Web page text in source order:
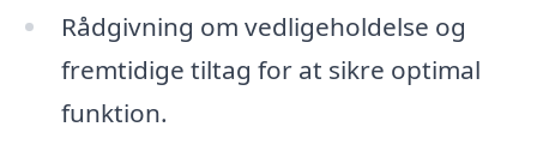
Rådgivning om vedligeholdelse og
fremtidige tiltag for at sikre optimal
funktion.